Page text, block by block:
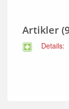
Artikler
Details: